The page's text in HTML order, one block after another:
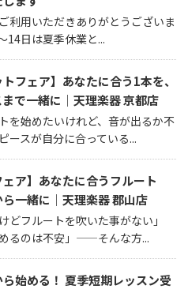
利用いただきありがとうございま
14日は夏季休業と...
トフェア】あなたに合う1本を、
で一緒に｜天理楽器 京都店
を始めたいけれど、音が出るか不
ースが自分に合っている...
ェア】あなたに合うフルート
一緒に｜天理楽器 郡山店
どフルートを吹いた事がない」
めるのは不安」——そんな方...
始める！ 夏季短期レッスン受